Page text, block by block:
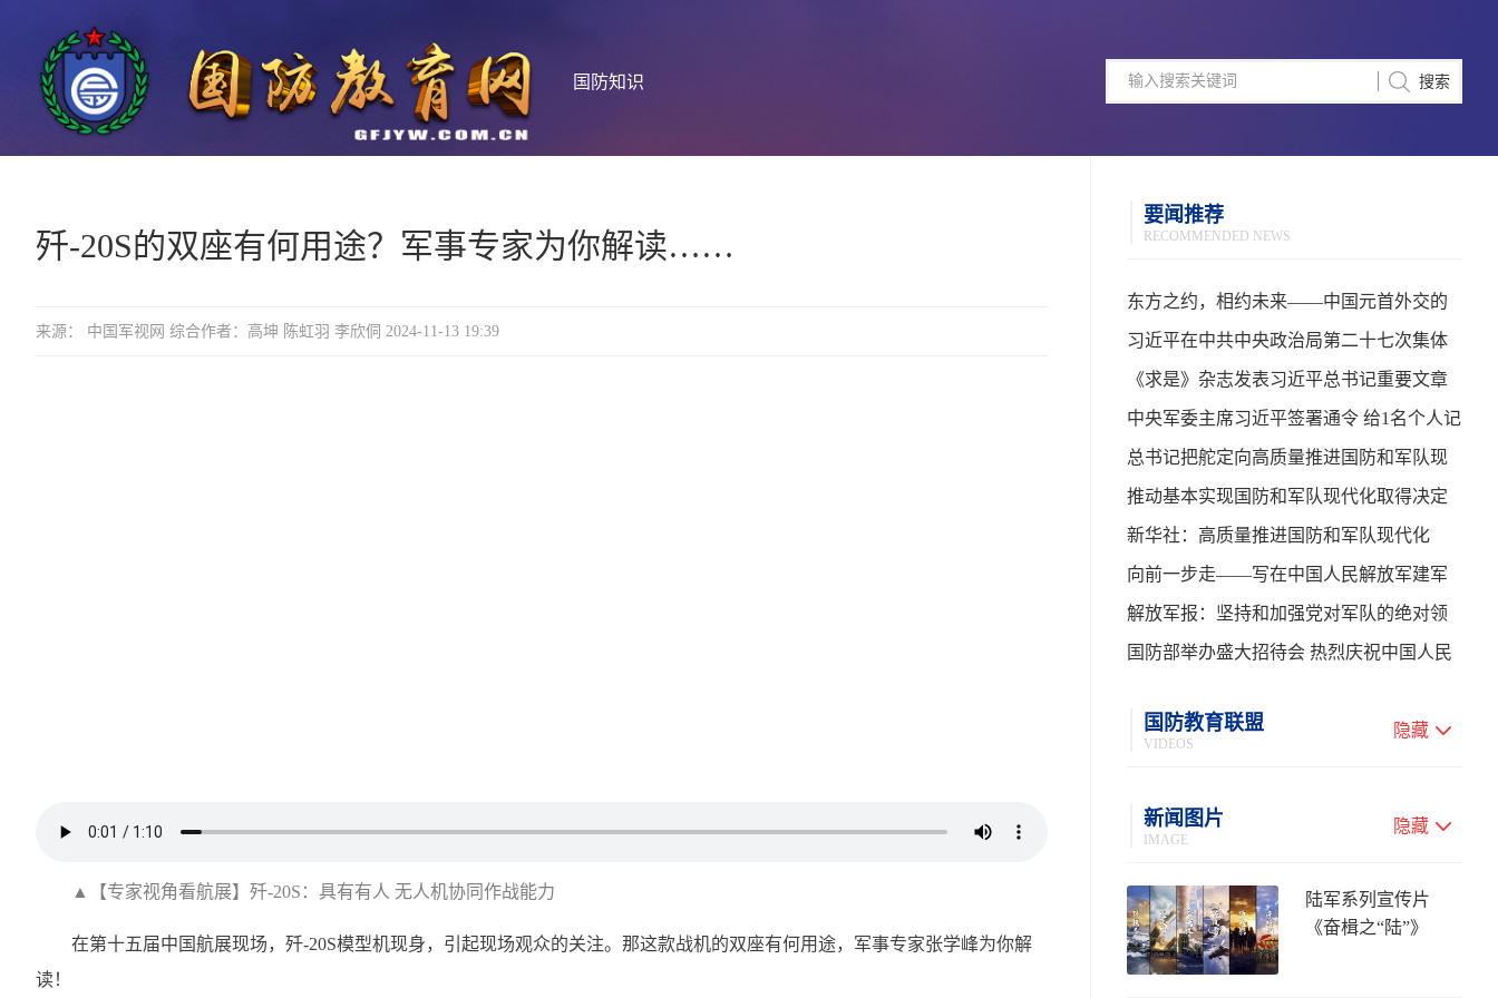
国防知识
歼-20S的双座有何用途？军事专家为你解读……
来源： 中国军视网 综合作者：高坤 陈虹羽 李欣侗 2024-11-13 19:39
▲【专家视角看航展】歼-20S：具有有人 无人机协同作战能力
在第十五届中国航展现场，歼-20S模型机现身，引起现场观众的关注。那这款战机的双座有何用途，军事专家张学峰为你解
读！
要闻推荐
RECOMMENDED NEWS
东方之约，相约未来——中国元首外交的
世界情怀与大国气派
习近平在中共中央政治局第二十七次集体
学习时强调 强化政治引领 深化创新发展 高
质量推进国防和军队现代化
《求是》杂志发表习近平总书记重要文章
中央军委主席习近平签署通令 给1名个人记
功
总书记把舵定向高质量推进国防和军队现
代化
推动基本实现国防和军队现代化取得决定
性进展——学习贯彻习主席在中共中央政
治局第二十七次集体学习时的重要讲话
新华社：高质量推进国防和军队现代化
向前一步走——写在中国人民解放军建军
99周年之际
解放军报：坚持和加强党对军队的绝对领
导 高质量推进国防和军队现代化
国防部举办盛大招待会 热烈庆祝中国人民
国防教育联盟
VIDEOS
隐藏
新闻图片
IMAGE
隐藏
陆军系列宣传片
《奋楫之“陆”》